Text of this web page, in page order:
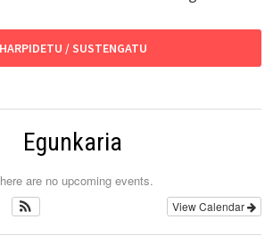
HARPIDETU / SUSTENGATU
Egunkaria
are no upcoming events.
View Calendar